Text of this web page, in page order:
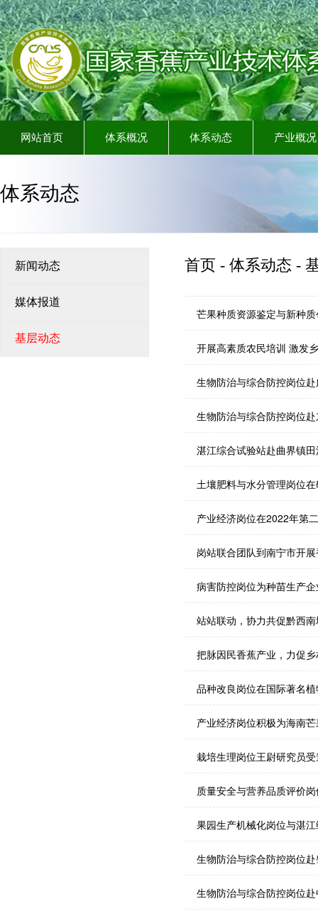
网站首页 体系概况 体系动态 产业概况
体系动态
新闻动态
媒体报道
基层动态
首页 - 体系动态 -
芒果种质资源鉴定与新种
开展高素质农民培训 激发
生物防治与综合防控岗位
生物防治与综合防控岗位
湛江综合试验站赴曲界镇
土壤肥料与水分管理岗位
产业经济岗位在2022年第
岗站联合团队到南宁市开
病害防控岗位为种苗生产
站站联动，协力共促黔西
把脉因民香蕉产业，力促
品种改良岗位在国际著名
产业经济岗位积极为海南
栽培生理岗位王尉研究员
质量安全与营养品质评价
果园生产机械化岗位与湛
生物防治与综合防控岗位
生物防治与综合防控岗位